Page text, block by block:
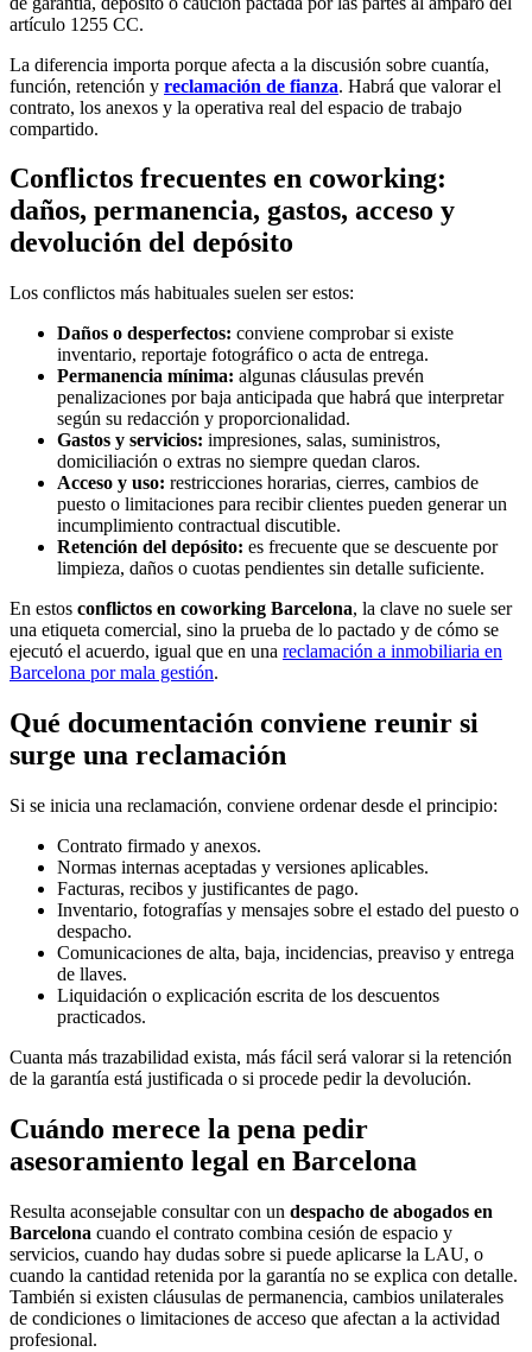
artículo 1255 CC.
La diferencia importa porque afecta a la discusión sobre cuantía,
función, retención y reclamación de fianza. Habrá que valorar el
contrato, los anexos y la operativa real del espacio de trabajo
compartido.
Conflictos frecuentes en coworking:
daños, permanencia, gastos, acceso y
devolución del depósito
Los conflictos más habituales suelen ser estos:
Daños o desperfectos: conviene comprobar si existe
inventario, reportaje fotográfico o acta de entrega.
Permanencia mínima: algunas cláusulas prevén
penalizaciones por baja anticipada que habrá que interpretar
según su redacción y proporcionalidad.
Gastos y servicios: impresiones, salas, suministros,
domiciliación o extras no siempre quedan claros.
Acceso y uso: restricciones horarias, cierres, cambios de
puesto o limitaciones para recibir clientes pueden generar un
incumplimiento contractual discutible.
Retención del depósito: es frecuente que se descuente por
limpieza, daños o cuotas pendientes sin detalle suficiente.
En estos conflictos en coworking Barcelona, la clave no suele ser
una etiqueta comercial, sino la prueba de lo pactado y de cómo se
ejecutó el acuerdo, igual que en una reclamación a inmobiliaria en
Barcelona por mala gestión.
Qué documentación conviene reunir si
surge una reclamación
Si se inicia una reclamación, conviene ordenar desde el principio:
Contrato firmado y anexos.
Normas internas aceptadas y versiones aplicables.
Facturas, recibos y justificantes de pago.
Inventario, fotografías y mensajes sobre el estado del puesto o
despacho.
Comunicaciones de alta, baja, incidencias, preaviso y entrega
de llaves.
Liquidación o explicación escrita de los descuentos
practicados.
Cuanta más trazabilidad exista, más fácil será valorar si la retención
de la garantía está justificada o si procede pedir la devolución.
Cuándo merece la pena pedir
asesoramiento legal en Barcelona
Resulta aconsejable consultar con un despacho de abogados en
Barcelona cuando el contrato combina cesión de espacio y
servicios, cuando hay dudas sobre si puede aplicarse la LAU, o
cuando la cantidad retenida por la garantía no se explica con detalle.
También si existen cláusulas de permanencia, cambios unilaterales
de condiciones o limitaciones de acceso que afectan a la actividad
profesional.